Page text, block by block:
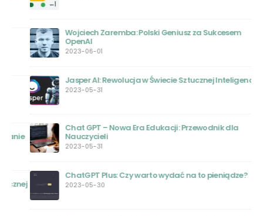
Wojciech Zaremba: Polski Geniusz za Sukcesem
OpenAI
2023-06-01
Jasper AI: Rewolucja w Świecie Sztucznej Inteligencji
2023-05-31
Chat GPT – Nowa Era Edukacji: Przewodnik dla
Nauczycieli
2023-05-31
ChatGPT Plus: Czy warto wydać na to pieniądze?
2023-05-30